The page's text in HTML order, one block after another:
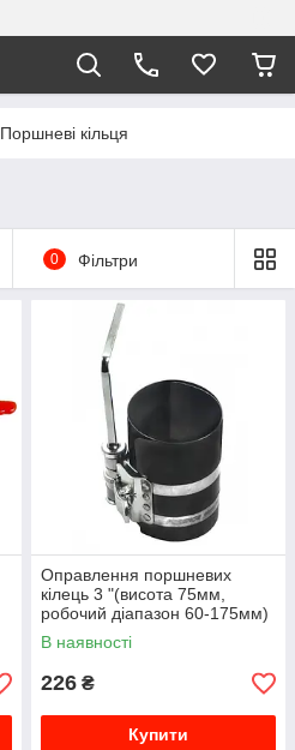
Поршневі кільця
0 Фільтри
Оправлення поршневих
кілець 3 "(висота 75мм,
робочий діапазон 60-175мм)
F-6203175
В наявності
226 ₴
Купити